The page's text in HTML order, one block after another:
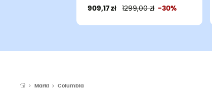
909,17 zł 1299,00 zł -30%
Marki Columbia